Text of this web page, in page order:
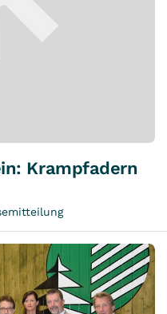
Krampfadern